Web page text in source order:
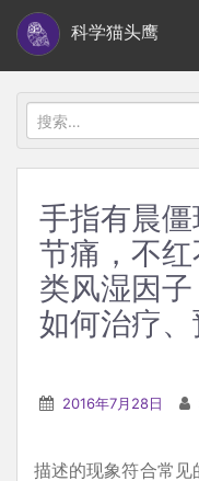
i
科学猫头鹰
搜
索：
手指有晨
节痛，不
类风湿因子
如何治疗、
2016年7月28日
描述的现象符合常